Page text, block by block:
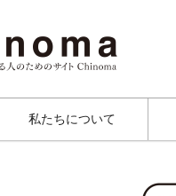
私たちについて